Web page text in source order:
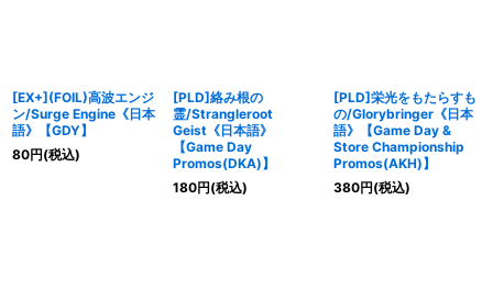
[EX+](FOIL)高波エンジ
ン/Surge Engine《日本
語》【GDY】
80円(税込)
[PLD]絡み根の
霊/Strangleroot
Geist《日本語》
【Game Day
Promos(DKA)】
180円(税込)
[PLD]栄光をもたらすも
の/Glorybringer《日本
語》【Game Day &
Store Championship
Promos(AKH)】
380円(税込)